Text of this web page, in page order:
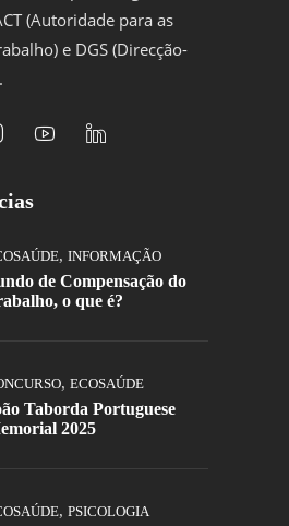
(Autoridade para as
e DGS (Direcção-
, INFORMAÇÃO
de Compensação do
o que é?
, ECOSAÚDE
Taborda Portuguese
2025
, PSICOLOGIA